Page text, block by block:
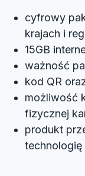
cyfrowy
krajach i
15GB
ważność
kod QR
możliwość
fizycznej
produkt
technologię